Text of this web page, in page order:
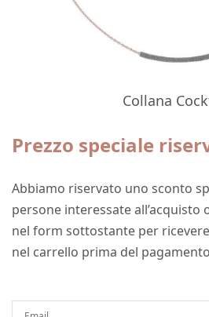
Collana
Prezzo speciale
Abbiamo riservato uno sconto
persone interessate all’acquisto
nel form sottostante per
nel carrello prima del